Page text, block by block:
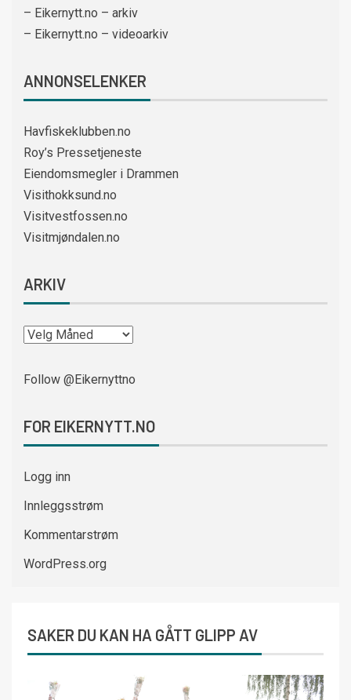
– Eikernytt.no – arkiv
– Eikernytt.no – videoarkiv
ANNONSELENKER
Havfiskeklubben.no
Roy’s Pressetjeneste
Eiendomsmegler i Drammen
Visithokksund.no
Visitvestfossen.no
Visitmjøndalen.no
ARKIV
Follow @Eikernyttno
FOR EIKERNYTT.NO
Logg inn
Innleggsstrøm
Kommentarstrøm
WordPress.org
SAKER DU KAN HA GÅTT GLIPP AV